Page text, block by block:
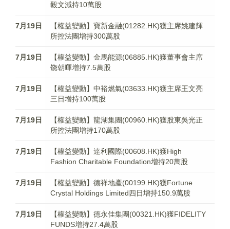
毅文減持10萬股
7月19日
【權益變動】寶新金融(01282.HK)獲主席姚建輝
所控法團增持300萬股
7月19日
【權益變動】金馬能源(06885.HK)獲董事會主席
饶朝暉增持7.5萬股
7月19日
【權益變動】中裕燃氣(03633.HK)獲主席王文亮
三日增持100萬股
7月19日
【權益變動】龍湖集團(00960.HK)獲股東吳光正
所控法團增持170萬股
7月19日
【權益變動】達利國際(00608.HK)獲High
Fashion Charitable Foundation增持20萬股
7月19日
【權益變動】德祥地產(00199.HK)獲Fortune
Crystal Holdings Limited四日增持150.9萬股
7月19日
【權益變動】德永佳集團(00321.HK)獲FIDELITY
FUNDS增持27.4萬股